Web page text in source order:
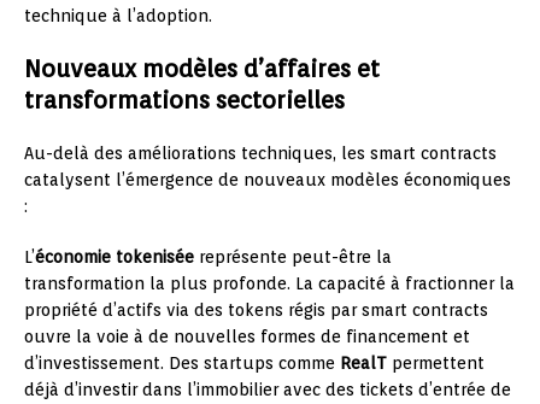
technique à l’adoption.
Nouveaux modèles d’affaires et
transformations sectorielles
Au-delà des améliorations techniques, les smart contracts
catalysent l’émergence de nouveaux modèles économiques
:
L’économie tokenisée représente peut-être la
transformation la plus profonde. La capacité à fractionner la
propriété d’actifs via des tokens régis par smart contracts
ouvre la voie à de nouvelles formes de financement et
d’investissement. Des startups comme RealT permettent
déjà d’investir dans l’immobilier avec des tickets d’entrée de